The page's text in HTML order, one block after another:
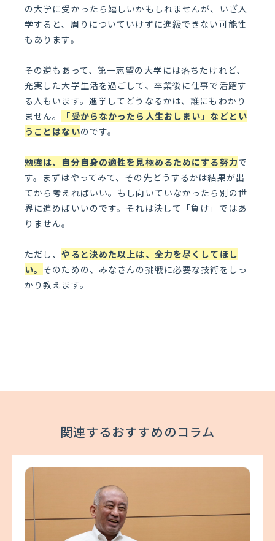
の大学に受かったら嬉しいかもしれませんが、いざ入
学すると、周りについていけずに進級できない可能性
もあります。
その逆もあって、第一志望の大学には落ちたけれど、
充実した大学生活を過ごして、卒業後に仕事で活躍す
る人もいます。進学してどうなるかは、誰にもわかり
ません。
「受からなかったら人生おしまい」などとい
うことはないのです。
勉強は、自分自身の適性を見極めるためにする努力で
す。まずはやってみて、その先どうするかは結果が出
てから考えればいい。もし向いていなかったら別の世
界に進めばいいのです。それは決して「負け」ではあ
りません。
ただし、やると決めた以上は、全力を尽くしてほし
い。 そのための、みなさんの挑戦に必要な技術をしっ
かり教えます。
関連するおすすめのコラム